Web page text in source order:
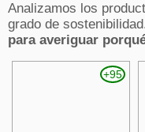
Analizamos los
grado de
para averiguar
+95